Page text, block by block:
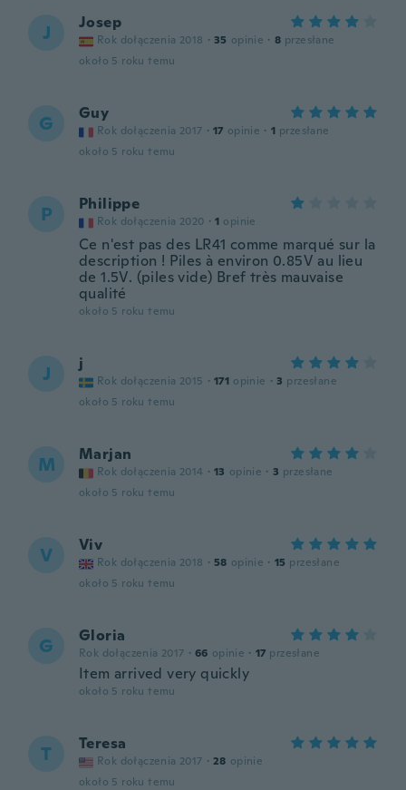
J Josep
Rok dołączenia 2018 · 35 opinie · 8 przesłane
około 5 roku temu
G Guy
Rok dołączenia 2017 · 17 opinie · 1 przesłane
około 5 roku temu
P Philippe
Rok dołączenia 2020 · 1 opinie
Ce n'est pas des LR41 comme marqué sur la
description ! Piles à environ 0.85V au lieu
de 1.5V. (piles vide) Bref très mauvaise
qualité
około 5 roku temu
J j
Rok dołączenia 2015 · 171 opinie · 3 przesłane
około 5 roku temu
M Marjan
Rok dołączenia 2014 · 13 opinie · 3 przesłane
około 5 roku temu
V Viv
Rok dołączenia 2018 · 58 opinie · 15 przesłane
około 5 roku temu
G Gloria
Rok dołączenia 2017 · 66 opinie · 17 przesłane
Item arrived very quickly
około 5 roku temu
T Teresa
Rok dołączenia 2017 · 28 opinie
około 5 roku temu